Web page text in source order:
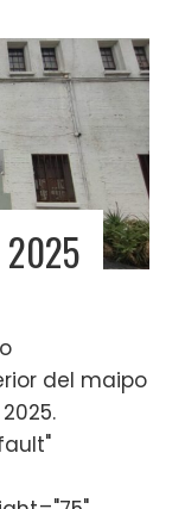
2025
del maipo